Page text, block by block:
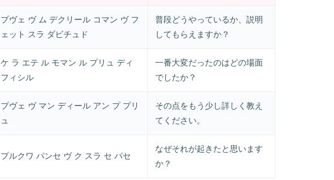
プヴェ ヴ ム デクリール コマン ヴ フ
ェット スラ ダビチュド
普段どうやっているか、説明
してもらえますか？
ケ ラ エテ ル モマン ル プリュ ディ
フィシル
一番大変だったのはどの場面
でしたか？
プヴェ ヴ マン ディール アン プ プリ
ュ
その点をもう少し詳しく教え
てください。
プルクワ パンセ ヴ ク スラ セ パセ
なぜそれが起きたと思います
か？